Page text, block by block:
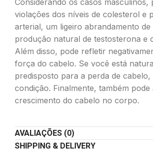
Considerando os casos masculinos,
violações dos níveis de colesterol e
arterial, um ligeiro abrandamento de
produção natural de testosterona e
Além disso, pode refletir
força do cabelo. Se você está
predisposto para a perda de
condição. Finalmente, também
crescimento do cabelo no corpo.
AVALIAÇÕES (0)
SHIPPING & DELIVERY